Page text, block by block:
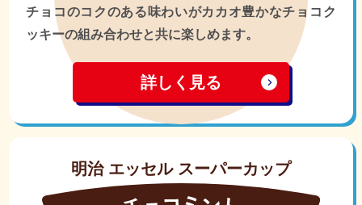
チョコのコクのある味わいがカカオ豊かなチョコク
ッキーの組み合わせと共に楽しめます。
詳しく見る
明治 エッセル スーパーカップ